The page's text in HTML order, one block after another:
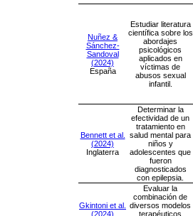
Nuñez &
Sánchez-
Sandoval
(2024)
España
Estudiar literatura
científica sobre los
abordajes
psicológicos
aplicados en
víctimas de
abusos sexual
infantil.
Bennett et al.
(2024)
Inglaterra
Determinar la
efectividad de un
tratamiento en
salud mental para
niños y
adolescentes que
fueron
diagnosticados
con epilepsia.
Gkintoni et al.
(2024)
Evaluar la
combinación de
diversos modelos
terapéuticos